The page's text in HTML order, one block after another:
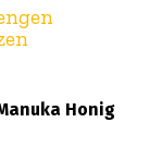
Honig